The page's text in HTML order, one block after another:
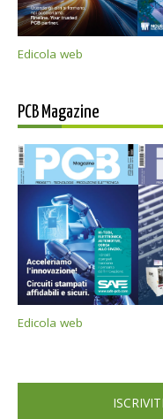
Edicola web
PCB Magazine
Edicola web